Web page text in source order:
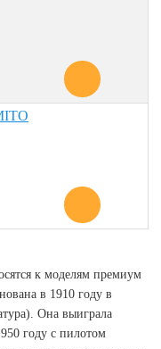
к моделям премиум
в 1910 году в
Она выиграла
году с пилотом